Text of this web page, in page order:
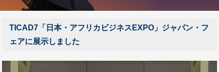
TICAD7「日本・アフリカビジネスEXPO」ジャパン・フ
ェアに展示しました